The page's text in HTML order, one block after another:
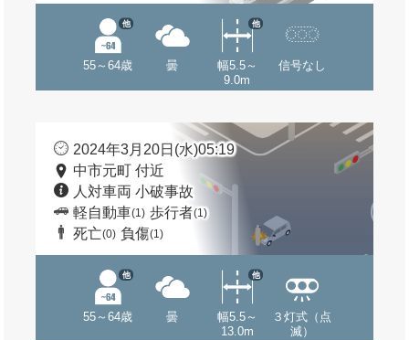
55～64歳
他
曇
幅5.5～
9.0m
他
信号なし
2024年3月20日(水)05:19
中市元町 付近
人対車両 小破事故
軽自動車(1) 歩行者(1)
死亡(0) 負傷(1)
55～64歳
他
曇
幅5.5～
13.0m
他
３灯式（点
滅）